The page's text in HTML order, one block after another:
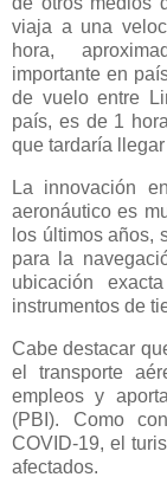
viaja a una
hora,
importante en
de vuelo entre
país, es de 1
que tardaría
La innovación
aeronáutico es
los últimos años,
para la
ubicación
instrumentos de
Cabe destacar
el transporte
empleos y
(PBI). Como
COVID-19, el
afectados.